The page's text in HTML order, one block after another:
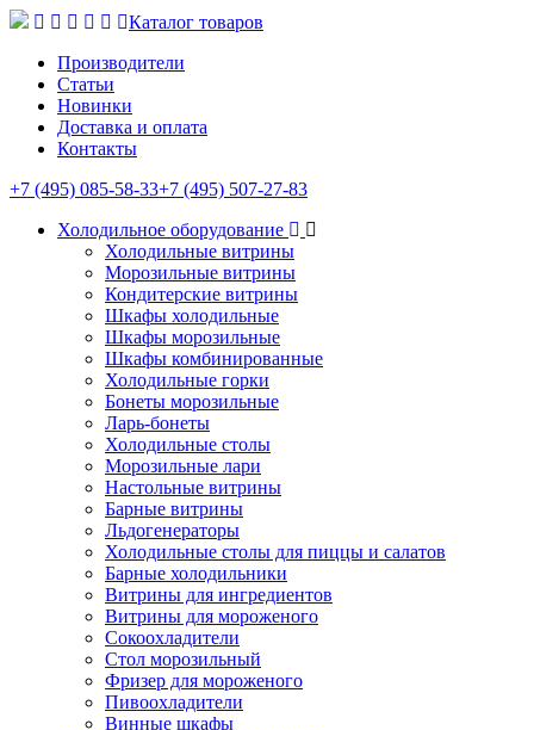
Каталог товаров
Производители
Статьи
Новинки
Доставка и оплата
Контакты
+7 (495) 085-58-33+7 (495) 507-27-83
Холодильное оборудование
Холодильные витрины
Морозильные витрины
Кондитерские витрины
Шкафы холодильные
Шкафы морозильные
Шкафы комбинированные
Холодильные горки
Бонеты морозильные
Ларь-бонеты
Холодильные столы
Морозильные лари
Настольные витрины
Барные витрины
Льдогенераторы
Холодильные столы для пиццы и салатов
Барные холодильники
Витрины для ингредиентов
Витрины для мороженого
Сокоохладители
Стол морозильный
Фризер для мороженого
Пивоохладители
Винные шкафы